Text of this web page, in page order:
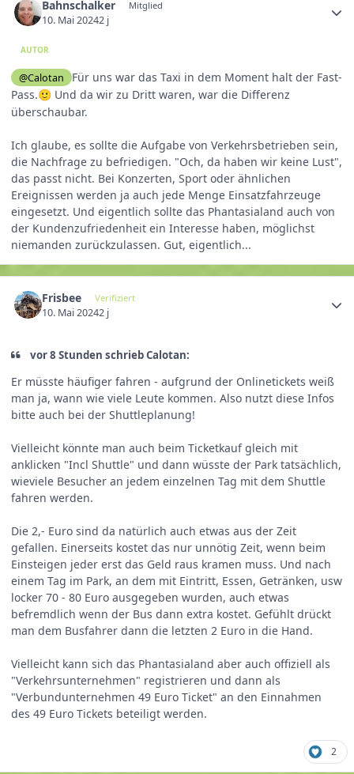
Bahnschalker Mitglied
10. Mai 20242 j
AUTOR
@Calotan
Für uns war das Taxi in dem Moment halt der Fast-
Pass.🙂 Und da wir zu Dritt waren, war die Differenz
überschaubar.
Ich glaube, es sollte die Aufgabe von Verkehrsbetrieben sein,
die Nachfrage zu befriedigen. "Och, da haben wir keine Lust",
das passt nicht. Bei Konzerten, Sport oder ähnlichen
Ereignissen werden ja auch jede Menge Einsatzfahrzeuge
eingesetzt. Und eigentlich sollte das Phantasialand auch von
der Kundenzufriedenheit ein Interesse haben, möglichst
niemanden zurückzulassen. Gut, eigentlich...
Frisbee Verifiziert
10. Mai 20242 j
vor 8 Stunden schrieb Calotan:
Er müsste häufiger fahren - aufgrund der Onlinetickets weiß
man ja, wann wie viele Leute kommen. Also nutzt diese Infos
bitte auch bei der Shuttleplanung!
Vielleicht könnte man auch beim Ticketkauf gleich mit
anklicken "Incl Shuttle" und dann wüsste der Park tatsächlich,
wieviele Besucher an jedem einzelnen Tag mit dem Shuttle
fahren werden.
Die 2,- Euro sind da natürlich auch etwas aus der Zeit
gefallen. Einerseits kostet das nur unnötig Zeit, wenn beim
Einsteigen jeder erst das Geld raus kramen muss. Und nach
einem Tag im Park, an dem mit Eintritt, Essen, Getränken, usw
locker 70 - 80 Euro ausgegeben wurden, auch etwas
befremdlich wenn der Bus dann extra kostet. Gefühlt drückt
man dem Busfahrer dann die letzten 2 Euro in die Hand.
Vielleicht kann sich das Phantasialand aber auch offiziell als
"Verkehrsunternehmen" registrieren und dann als
"Verbundunternehmen 49 Euro Ticket" an den Einnahmen
des 49 Euro Tickets beteiligt werden.
2